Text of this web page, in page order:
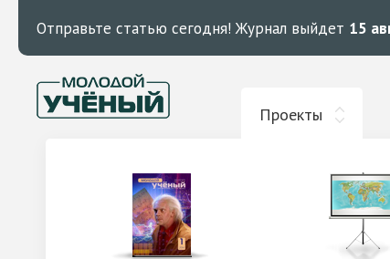
Отправьте статью сегодня! Журнал выйдет 15
Проекты